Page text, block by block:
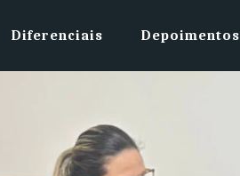
Diferenciais Depoimentos